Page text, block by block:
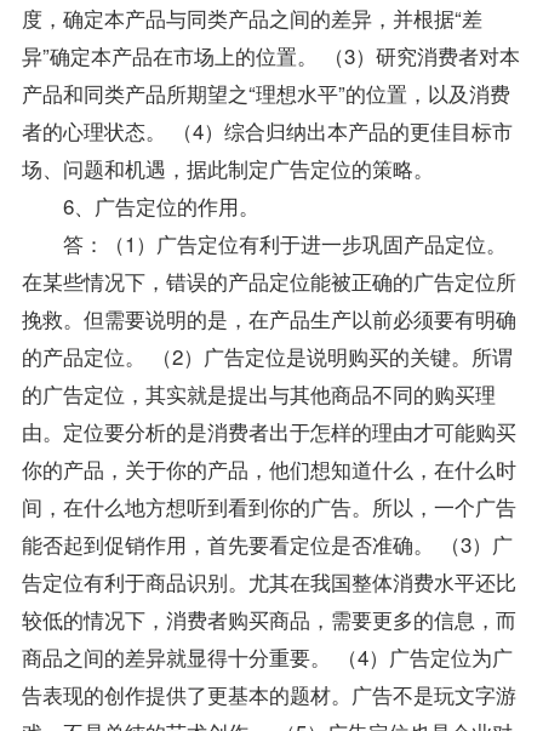
度，确定本产品与同类产品之间的差异，并根据“差
异”确定本产品在市场上的位置。 （3）研究消费者对本
产品和同类产品所期望之“理想水平”的位置，以及消费
者的心理状态。 （4）综合归纳出本产品的更佳目标市
场、问题和机遇，据此制定广告定位的策略。
6、广告定位的作用。
答：（1）广告定位有利于进一步巩固产品定位。
在某些情况下，错误的产品定位能被正确的广告定位所
挽救。但需要说明的是，在产品生产以前必须要有明确
的产品定位。 （2）广告定位是说明购买的关键。所谓
的广告定位，其实就是提出与其他商品不同的购买理
由。定位要分析的是消费者出于怎样的理由才可能购买
你的产品，关于你的产品，他们想知道什么，在什么时
间，在什么地方想听到看到你的广告。所以，一个广告
能否起到促销作用，首先要看定位是否准确。 （3）广
告定位有利于商品识别。尤其在我国整体消费水平还比
较低的情况下，消费者购买商品，需要更多的信息，而
商品之间的差异就显得十分重要。 （4）广告定位为广
告表现的创作提供了更基本的题材。广告不是玩文字游